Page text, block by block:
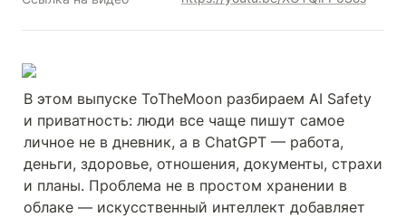
В этом выпуске ToTheMoon разбираем AI Safety
и приватность: люди все чаще пишут самое
личное не в дневник, а в ChatGPT — работа,
деньги, здоровье, отношения, документы, страхи
и планы. Проблема не в простом хранении в
облаке — искусственный интеллект добавляет